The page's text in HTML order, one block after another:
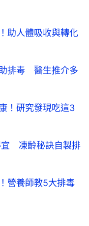
助人體吸收與轉化
排毒 醫生推介多
！研究發現吃這3
宜 凍齡秘訣自製排
營養師教5大排毒